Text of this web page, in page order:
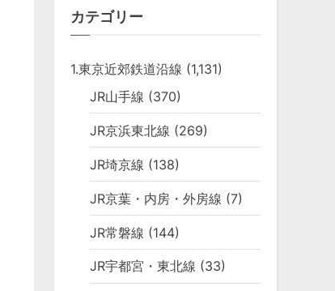
カテゴリー
1.東京近郊鉄道沿線 (1,131)
JR山手線 (370)
JR京浜東北線 (269)
JR埼京線 (138)
JR京葉・内房・外房線 (7)
JR常磐線 (144)
JR宇都宮・東北線 (33)